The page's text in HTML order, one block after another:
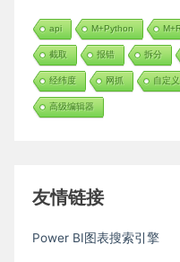
api M+Python
截取 报错 拆分
经纬度 网抓 自定
高级编辑器
友情链接
Power BI图表搜索引擎